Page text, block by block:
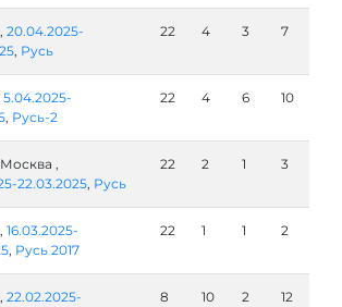
20.04.2025-
, Русь
22 4 3 7
5.04.2025-
, Русь-2
22 4 6 10
,
22.03.2025, Русь
22 2 1 3
16.03.2025-
, Русь 2017
22 1 1 2
22.02.2025-
8 10 2 12